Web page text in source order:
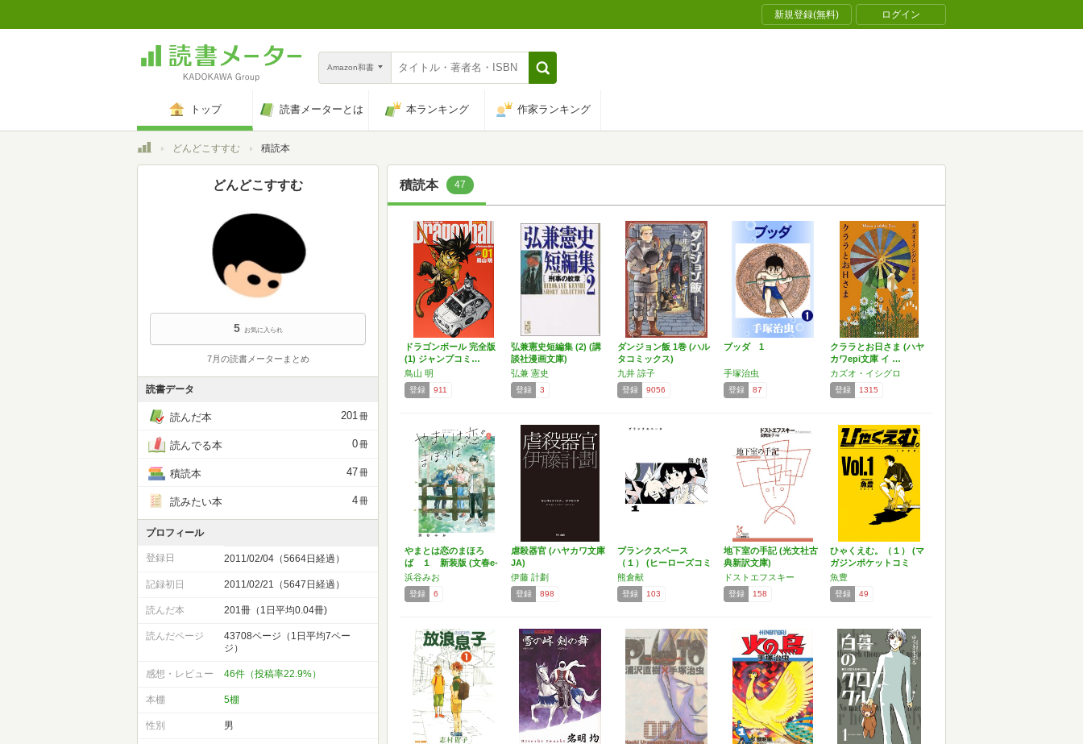
新規登録(無料) ログイン
Amazon和書
トップ 読書メーターとは 本ランキング 作家ランキング
トップどんどこすすむ 積読本
積読本 47
ドラゴンボール 完全版
(1) ジャンプコミ…
鳥山 明
登録 911
弘兼憲史短編集 (2) (講
談社漫画文庫)
弘兼 憲史
登録 3
ダンジョン飯 1巻 (ハル
タコミックス)
九井 諒子
登録 9056
ブッダ 1
手塚治虫
登録 87
クララとお日さま (ハヤ
カワepi文庫 イ …
カズオ・イシグロ
登録 1315
やまとは恋のまほろ
ば １ 新装版 (文春e-
…
浜谷みお
登録 6
虐殺器官 (ハヤカワ文庫
JA)
伊藤 計劃
登録 898
ブランクスペース
（１） (ヒーローズコミ
ック…
熊倉献
登録 103
地下室の手記 (光文社古
典新訳文庫)
ドストエフスキー
登録 158
ひゃくえむ。（１） (マ
ガジンポケットコミ
ッ…
魚豊
登録 49
どんどこすすむ
5 お気に入られ
7月の読書メーターまとめ
読書データ
読んだ本 201冊
読んでる本 0冊
積読本 47冊
読みたい本 4冊
プロフィール
登録日 2011/02/04（5664日経過）
記録初日 2011/02/21（5647日経過）
読んだ本 201冊（1日平均0.04冊)
読んだページ
43708ページ（1日平均7ペー
ジ）
感想・レビュー 46件（投稿率22.9%）
本棚 5棚
性別 男